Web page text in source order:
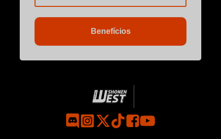
Benefícios